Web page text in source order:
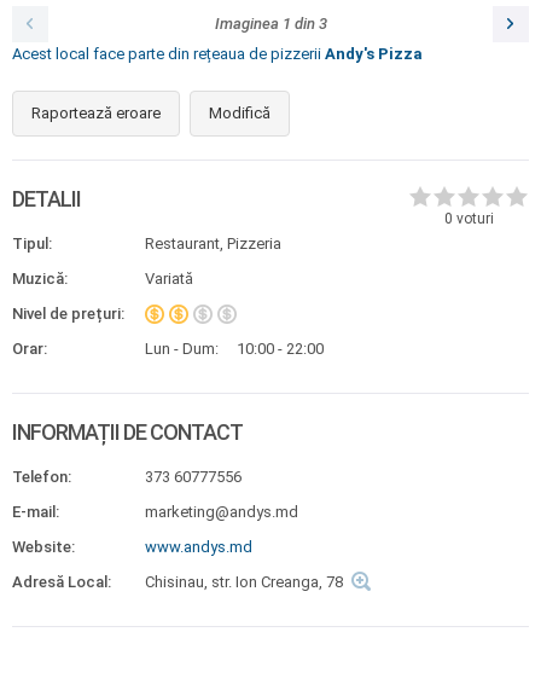
Imaginea 1 din 3
Acest local face parte din rețeaua de pizzerii Andy's Pizza
Raportează eroare Modifică
0 voturi
DETALII
Tipul:
Restaurant, Pizzeria
Muzică:
Variată
Nivel de prețuri:
Orar:
Lun - Dum: 10:00 - 22:00
INFORMAȚII DE CONTACT
Telefon:
373 60777556
E-mail:
marketing@andys.md
Website:
www.andys.md
Adresă Local:
Chisinau, str. Ion Creanga, 78